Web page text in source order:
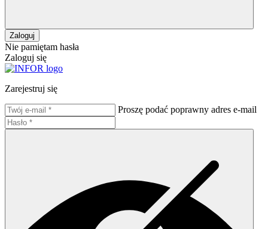
Zaloguj
Nie pamiętam hasła
Zaloguj się
Zarejestruj się
Proszę podać poprawny adres e-mail